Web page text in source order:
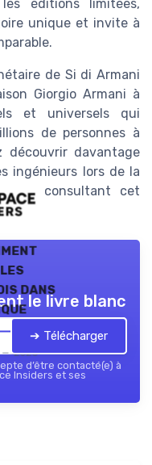
éditions limitées,
unique et invite à
de Si di Armani
Giorgio Armani à
et universels qui
de personnes à
découvrir davantage
ingénieurs lors de la
en consultant cet
dans
— 2026
le livre blanc
➔ Télécharger
d’être contacté(e) à
Insiders et ses